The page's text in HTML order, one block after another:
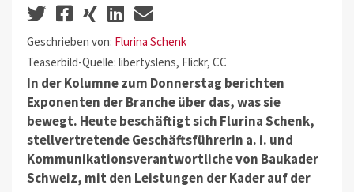
Geschrieben von: Flurina Schenk
Teaserbild-Quelle: libertyslens, Flickr, CC
In der Kolumne zum Donnerstag berichten
Exponenten der Branche über das, was sie
bewegt. Heute beschäftigt sich Flurina Schenk,
stellvertretende Geschäftsführerin a. i. und
Kommunikations­verantwortliche von Baukader
Schweiz, mit den Leistungen der Kader auf der